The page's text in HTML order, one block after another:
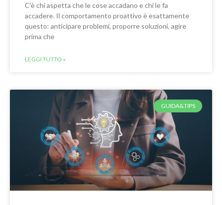
C’è chi aspetta che le cose accadano e chi le fa
accadere. Il comportamento proattivo è esattamente
questo: anticipare problemi, proporre soluzioni, agire
prima che
LEGGI TUTTO »
GUIDA&TIPS